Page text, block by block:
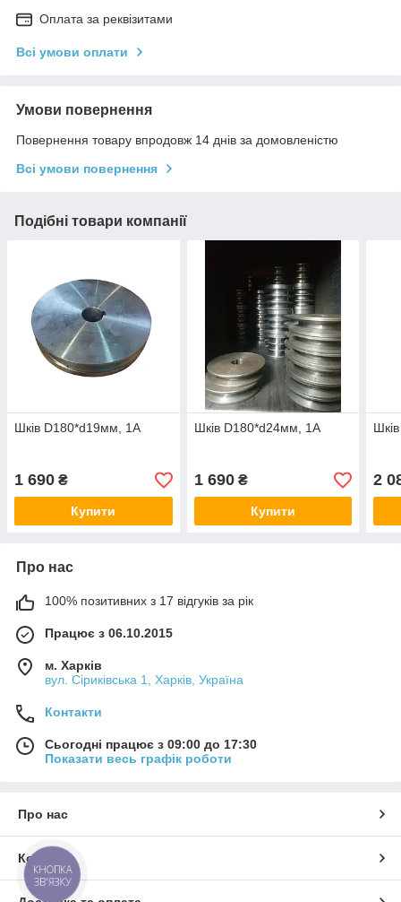
Оплата за реквізитами
Всі умови оплати
Умови повернення
Повернення товару впродовж 14 днів за домовленістю
Всі умови повернення
Подібні товари компанії
Шків D180*d19мм, 1А
1 690 ₴
Купити
Шків D180*d24мм, 1А
1 690₴
Купити
2
Про нас
100% позитивних з 17 відгуків за рік
Працює з 06.10.2015
м. Харків
вул. Сіриківська 1, Харків, Україна
Контакти
Сьогодні працює з 09:00 до 17:30
Показати весь графік роботи
Про нас
Контакти
КНОПКА
ЗВ'ЯЗКУ